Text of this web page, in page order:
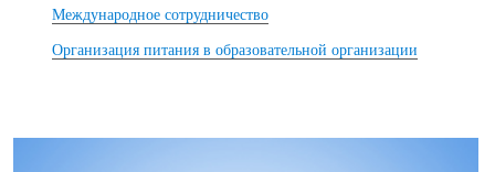
Международное сотрудничество
Организация питания в образовательной организации